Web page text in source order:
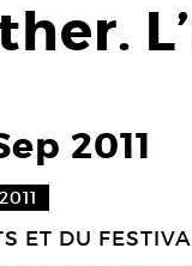
2011
ET DU